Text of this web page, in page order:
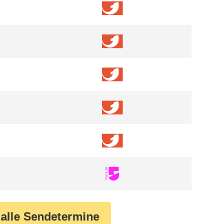
alle Sendetermine